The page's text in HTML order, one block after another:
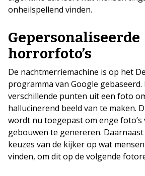
onheilspellend vinden.
Gepersonaliseerde
horrorfoto’s
De nachtmerriemachine is op het
programma van Google
verschillende punten uit een foto
hallucinerend beeld van te maken.
wordt nu toegepast om enge foto’s
gebouwen te genereren. Daarnaast
keuzes van de kijker op wat
vinden, om dit op de volgende